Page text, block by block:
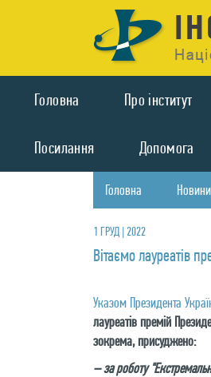
Головна Про iнститут
Посилання Допомога
Головна Новини
1 ГРУД | 2022
Вітаємо лауреатів
Указом Президента
лауреатів премій
зокрема, присуджено:
– за роботу